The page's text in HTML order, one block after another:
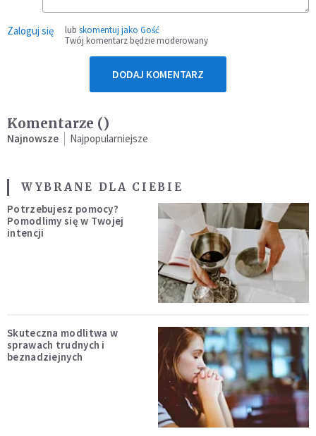
Zaloguj się lub skomentuj jako Gość
Twój komentarz będzie moderowany
DODAJ KOMENTARZ
Komentarze ()
Najnowsze Najpopularniejsze
WYBRANE DLA CIEBIE
Potrzebujesz pomocy?
Pomodlimy się w Twojej
intencji
Skuteczna modlitwa w
sprawach trudnych i
beznadziejnych